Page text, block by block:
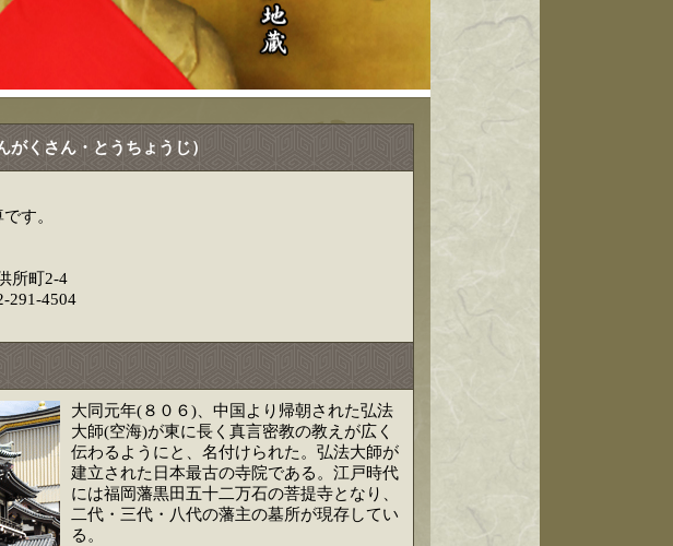
くさん・とうちょうじ）
す。
所町2-4
291-4504
大同元年(８０６)、中国より帰朝された弘法
大師(空海)が東に長く真言密教の教えが広く
伝わるようにと、名付けられた。弘法大師が
建立された日本最古の寺院である。江戸時代
には福岡藩黒田五十二万石の菩提寺となり、
二代・三代・八代の藩主の墓所が現存してい
る。